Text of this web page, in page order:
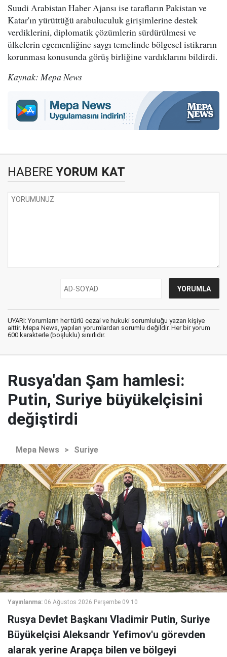
Suudi Arabistan Haber Ajansı ise tarafların Pakistan ve
Katar'ın yürüttüğü arabuluculuk girişimlerine destek
verdiklerini, diplomatik çözümlerin sürdürülmesi ve
ülkelerin egemenliğine saygı temelinde bölgesel istikrarın
korunması konusunda görüş birliğine vardıklarını bildirdi.
Kaynak: Mepa News
HABERE YORUM KAT
UYARI: Yorumların her türlü cezai ve hukuki sorumluluğu yazan kişiye
aittir. Mepa News, yapılan yorumlardan sorumlu değildir. Her bir yorum
600 karakterle (boşluklu) sınırlıdır.
Rusya'dan Şam hamlesi:
Putin, Suriye büyükelçisini
değiştirdi
Mepa News > Suriye
Yayınlanma: 06 Ağustos 2026 Perşembe 09:10
Rusya Devlet Başkanı Vladimir Putin, Suriye
Büyükelçisi Aleksandr Yefimov'u görevden
alarak yerine Arapça bilen ve bölgeyi